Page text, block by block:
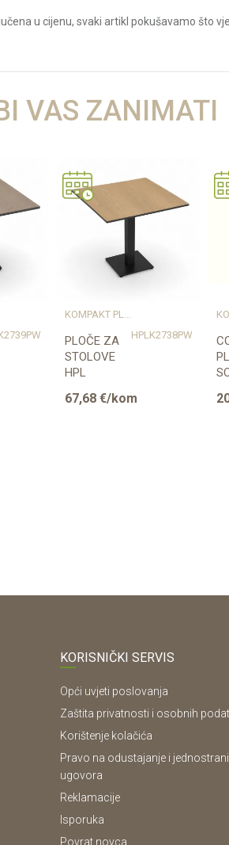
u cijenu, svaki artikl pokušavamo što
PLOČE
Black Pietra Marble
VAS ZANIMATI
KOMPAKT PLOČE
HPLK2738PW
PLOČE ZA
STOLOVE
HPL
670x670mm
67,68 €/kom
KORISNIČKI SERVIS
Opći uvjeti poslovanja
Zaštita privatnosti i osobnih
Korištenje kolačića
Pravo na odustajanje i
ugovora
Reklamacije
Isporuka
Povrat novca